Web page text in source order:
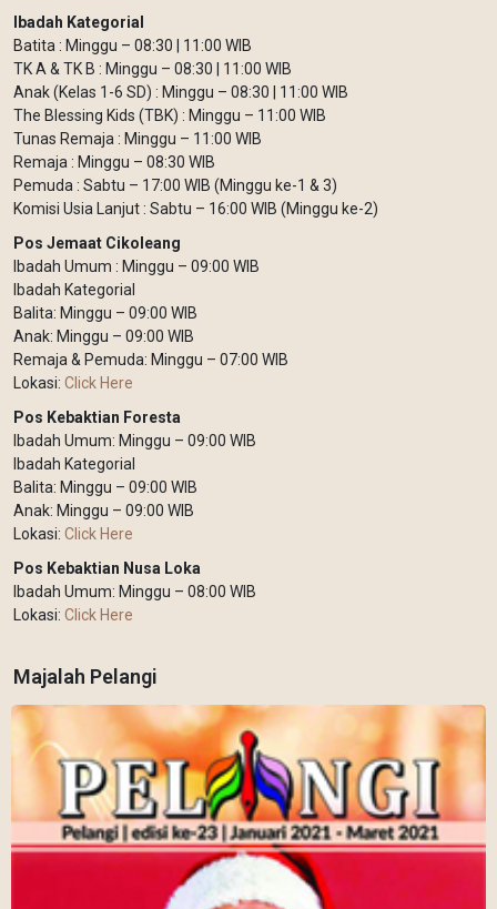
Ibadah Kategorial
Batita : Minggu – 08:30 | 11:00 WIB
TK A & TK B : Minggu – 08:30 | 11:00 WIB
Anak (Kelas 1-6 SD) : Minggu – 08:30 | 11:00 WIB
The Blessing Kids (TBK) : Minggu – 11:00 WIB
Tunas Remaja : Minggu – 11:00 WIB
Remaja : Minggu – 08:30 WIB
Pemuda : Sabtu – 17:00 WIB (Minggu ke-1 & 3)
Komisi Usia Lanjut : Sabtu – 16:00 WIB (Minggu ke-2)
Pos Jemaat Cikoleang
Ibadah Umum : Minggu – 09:00 WIB
Ibadah Kategorial
Balita: Minggu – 09:00 WIB
Anak: Minggu – 09:00 WIB
Remaja & Pemuda: Minggu – 07:00 WIB
Lokasi: Click Here
Pos Kebaktian Foresta
Ibadah Umum: Minggu – 09:00 WIB
Ibadah Kategorial
Balita: Minggu – 09:00 WIB
Anak: Minggu – 09:00 WIB
Lokasi: Click Here
Pos Kebaktian Nusa Loka
Ibadah Umum: Minggu – 08:00 WIB
Lokasi: Click Here
Majalah Pelangi